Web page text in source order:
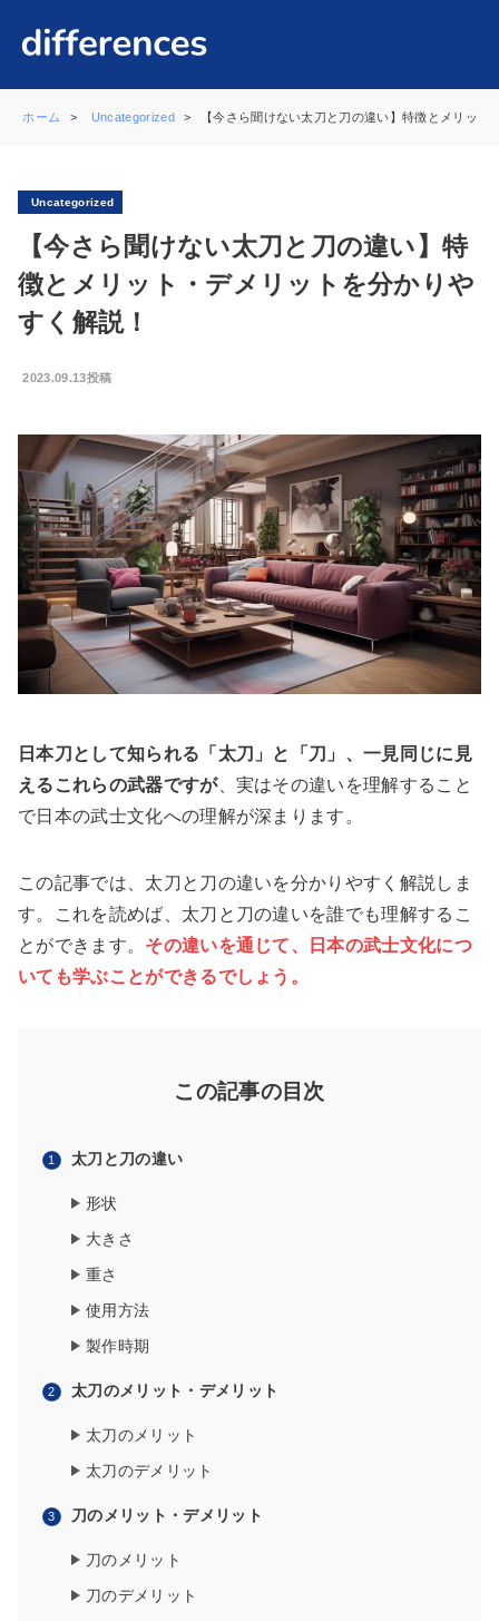
ホーム Uncategorized 【今さら聞けない太刀と刀の違い】特徴とメリッ
Uncategorized
【今さら聞けない太刀と刀の違い】特
徴とメリット・デメリットを分かりや
すく解説！
2023.09.13投稿
日本刀として知られる「太刀」と「刀」、一見同じに見
えるこれらの武器ですが、実はその違いを理解すること
で日本の武士文化への理解が深まります。
この記事では、太刀と刀の違いを分かりやすく解説しま
す。これを読めば、太刀と刀の違いを誰でも理解するこ
とができます。 その違いを通じて、日本の武士文化につ
いても学ぶことができるでしょう。
この記事の目次
太刀と刀の違い
形状
大きさ
重さ
使用方法
製作時期
太刀のメリット・デメリット
太刀のメリット
太刀のデメリット
刀のメリット・デメリット
刀のメリット
刀のデメリット